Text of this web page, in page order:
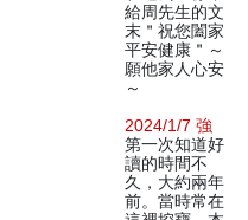
給周先生的文
末＂祝您闔家
平安健康＂～
願他家人心安
～
2024/1/7 強
第一次知道好
讀的時間不
久，大約兩年
前。當時常在